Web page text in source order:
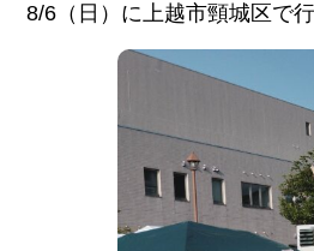
8/6（日）に上越市頸城区で